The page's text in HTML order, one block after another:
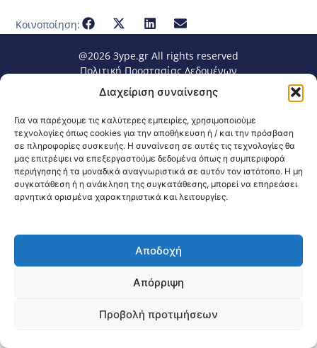
Διαχείριση συναίνεσης
Για να παρέχουμε τις καλύτερες εμπειρίες, χρησιμοποιούμε
τεχνολογίες όπως cookies για την αποθήκευση ή / και την πρόσβαση
σε πληροφορίες συσκευής. Η συναίνεση σε αυτές τις τεχνολογίες θα
μας επιτρέψει να επεξεργαστούμε δεδομένα όπως η συμπεριφορά
περιήγησης ή τα μοναδικά αναγνωριστικά σε αυτόν τον ιστότοπο. Η μη
συγκατάθεση ή η ανάκληση της συγκατάθεσης, μπορεί να επηρεάσει
αρνητικά ορισμένα χαρακτηριστικά και λειτουργίες.
Αποδοχή
Απόρριψη
Προβολή προτιμήσεων
Κοινοποίηση:
@2026 3ype.gr All rights reserved
Πολιτική Προστασίας Δεδομένων
Θεσσαλονίκη, Ελλάδα
Τηλ: +30 2311 226 200
email: 3ype@3ype.gr
Page Visits:
Website Visits: 1596550